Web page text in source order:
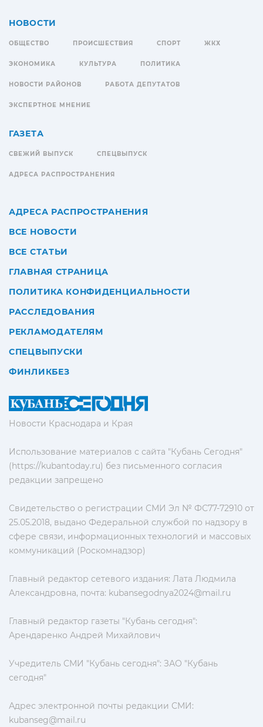
Новости Краснодара и Края
Использование материалов с сайта "Кубань Сегодня"
(https://kubantoday.ru) без письменного согласия
редакции запрещено
Свидетельство о регистрации СМИ Эл № ФС77-72910 от
25.05.2018, выдано Федеральной службой по надзору в
сфере связи, информационных технологий и массовых
коммуникаций (Роскомнадзор)
Главный редактор сетевого издания: Лата Людмила
Александровна, почта: kubansegodnya2024@mail.ru
Главный редактор газеты "Кубань сегодня":
Арендаренко Андрей Михайлович
Учредитель СМИ "Кубань сегодня": ЗАО "Кубань
сегодня"
Адрес электронной почты редакции СМИ:
kubanseg@mail.ru
НОВОСТИ
ОБЩЕСТВО ПРОИСШЕСТВИЯ СПОРТ ЖКХ
ЭКОНОМИКА КУЛЬТУРА ПОЛИТИКА
НОВОСТИ РАЙОНОВ РАБОТА ДЕПУТАТОВ
ЭКСПЕРТНОЕ МНЕНИЕ
ГАЗЕТА
СВЕЖИЙ ВЫПУСК СПЕЦВЫПУСК
АДРЕСА РАСПРОСТРАНЕНИЯ
АДРЕСА РАСПРОСТРАНЕНИЯ
ВСЕ НОВОСТИ
ВСЕ СТАТЬИ
ГЛАВНАЯ СТРАНИЦА
ПОЛИТИКА КОНФИДЕНЦИАЛЬНОСТИ
РАССЛЕДОВАНИЯ
РЕКЛАМОДАТЕЛЯМ
СПЕЦВЫПУСКИ
ФИНЛИКБЕЗ